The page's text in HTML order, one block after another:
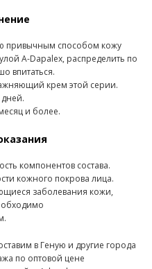
привычным способом кожу
A-Dapalex, распределить по
впитаться.
крем этой серии.
и более.
компонентов состава.
кожного покрова лица.
заболевания кожи,
в Геную и другие города
по оптовой цене